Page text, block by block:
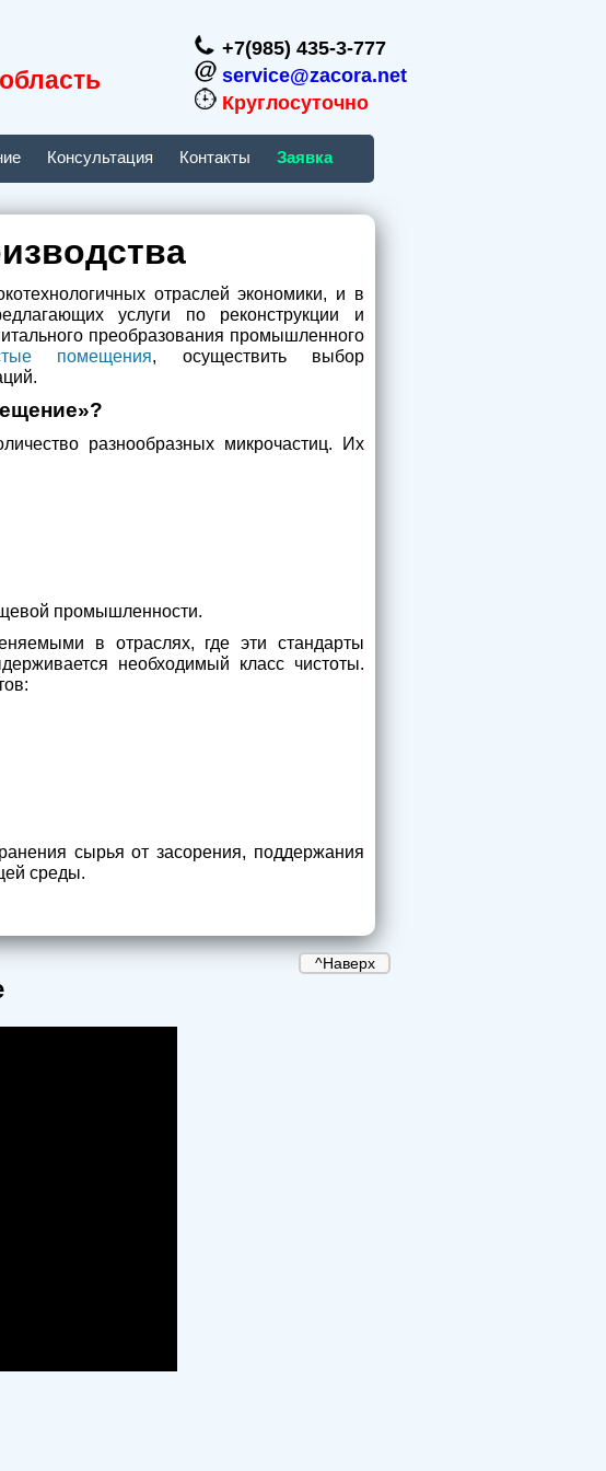
+7(985) 435-3-777
service@zacora.net
Круглосуточно
Консультация Контакты Заявка
отраслей экономики, и в
услуги по реконструкции и
преобразования промышленного
помещения, осуществить выбор
разнообразных микрочастиц. Их
промышленности.
в отраслях, где эти стандарты
необходимый класс чистоты.
сырья от засорения, поддержания
среды.
^Наверх